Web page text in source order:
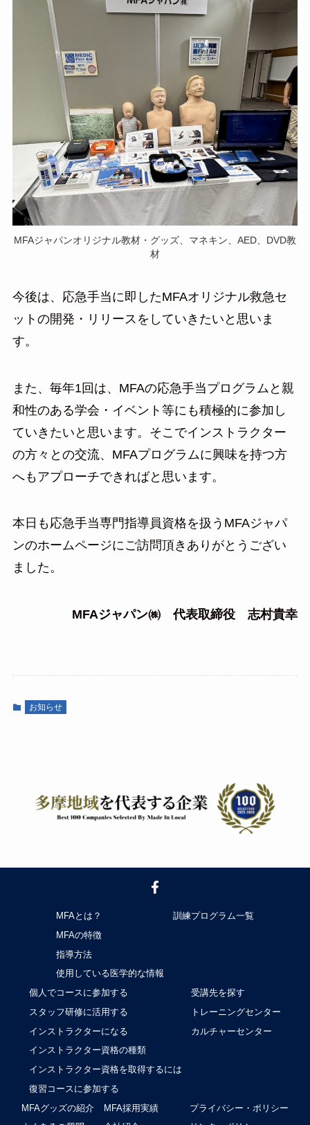
MFAジャパンオリジナル教材・グッズ、マネキン、AED、DVD教
材
今後は、応急手当に即したMFAオリジナル救急セ
ットの開発・リリースをしていきたいと思いま
す。
また、毎年1回は、MFAの応急手当プログラムと親
和性のある学会・イベント等にも積極的に参加し
ていきたいと思います。そこでインストラクター
の方々との交流、MFAプログラムに興味を持つ方
へもアプローチできればと思います。
本日も応急手当専門指導員資格を扱うMFAジャパ
ンのホームページにご訪問頂きありがとうござい
ました。
MFAジャパン㈱ 代表取締役 志村貴幸
お知らせ
MFAとは？
MFAの特徴
指導方法
使用している医学的な情報
訓練プログラム一覧
個人でコースに参加する
スタッフ研修に活用する
インストラクターになる
インストラクター資格の種類
インストラクター資格を取得するには
復習コースに参加する
受講先を探す
トレーニングセンター
カルチャーセンター
MFAグッズの紹介
MFA採用実績
プライバシー・ポリシー